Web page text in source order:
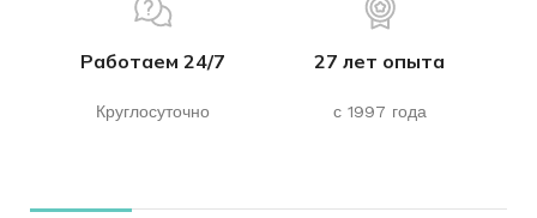
Работаем 24/7
Круглосуточно
27 лет опыта
с 1997 года